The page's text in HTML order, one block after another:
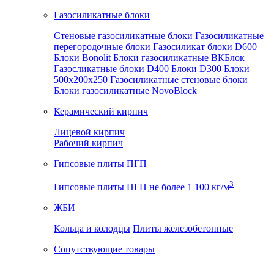
Газосиликатные блоки
Стеновые газосиликатные блоки Газосиликатные
перегородочные блоки Газосиликат блоки D600
Блоки Bonolit Блоки газосиликатные ВКБлок
Газосликатные блоки D400 Блоки D300 Блоки
500x200x250 Газосиликатные стеновые блоки
Блоки газосиликатные NovoBlock
Керамический кирпич
Лицевой кирпич
Рабочий кирпич
Гипсовые плиты ПГП
Гипсовые плиты ПГП не более 1 100 кг/м3
ЖБИ
Кольца и колодцы Плиты железобетонные
Сопутствующие товары